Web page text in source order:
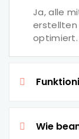
Ja, alle
erstellten
optimiert.
Wie